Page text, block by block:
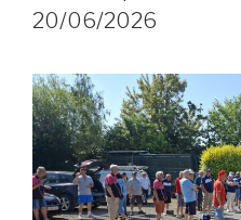
20/06/2026